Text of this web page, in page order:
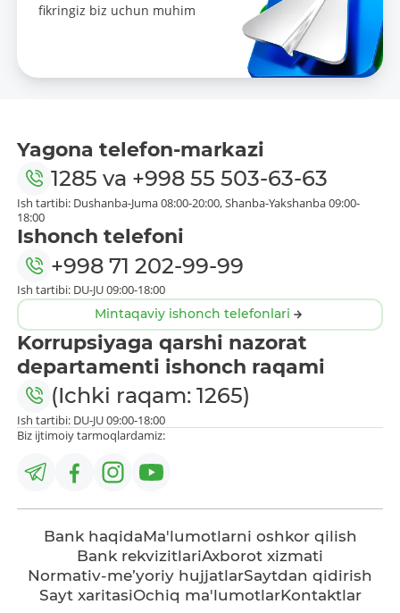
fikringiz biz uchun muhim
Yagona telefon-markazi
1285 va +998 55 503-63-63
Ish tartibi: Dushanba-Juma 08:00-20:00, Shanba-Yakshanba 09:00-
18:00
Ishonch telefoni
+998 71 202-99-99
Ish tartibi: DU-JU 09:00-18:00
Mintaqaviy ishonch telefonlari
Korrupsiyaga qarshi nazorat
departamenti ishonch raqami
(Ichki raqam: 1265)
Ish tartibi: DU-JU 09:00-18:00
Biz ijtimoiy tarmoqlardamiz:
Bank haqidaMa'lumotlarni oshkor qilish
Bank rekvizitlariAxborot xizmati
Normativ-me’yoriy hujjatlarSaytdan qidirish
Sayt xaritasiOchiq ma'lumotlarKontaktlar